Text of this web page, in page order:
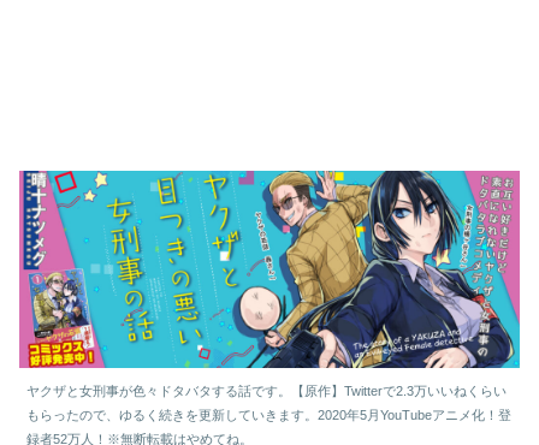
ヤクザと女刑事が色々ドタバタする話です。【原作】Twitterで2.3万いいねくらい
もらったので、ゆるく続きを更新していきます。2020年5月YouTubeアニメ化！登
録者52万人！※無断転載はやめてね。